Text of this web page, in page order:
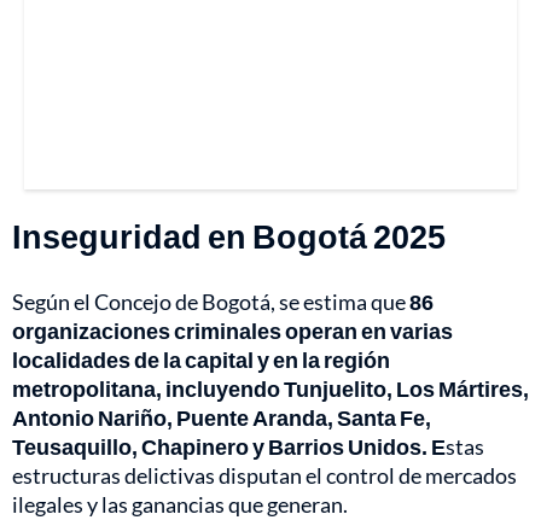
Inseguridad en Bogotá 2025
Según el Concejo de Bogotá, se estima que86
organizaciones criminales operan en varias
localidades de la capital y en la región
metropolitana, incluyendo Tunjuelito, Los Mártires,
Antonio Nariño, Puente Aranda, Santa Fe,
Teusaquillo, Chapinero y Barrios Unidos. Estas
estructuras delictivas disputan el control de mercados
ilegales y las ganancias que generan.